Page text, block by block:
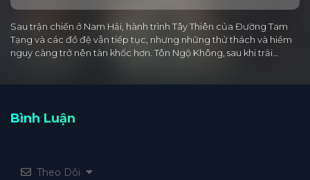
Sau trận chiến ở Nam Hải, hành trình Tây Thiên của Đường Tam
Tạng và các đồ đệ vẫn tiếp tục, nhưng những thử thách và hiểm
nguy càng trở nên tàn khốc hơn. Tôn Ngộ Không, sau khi trải…
Bình Luận
Theo Dõi